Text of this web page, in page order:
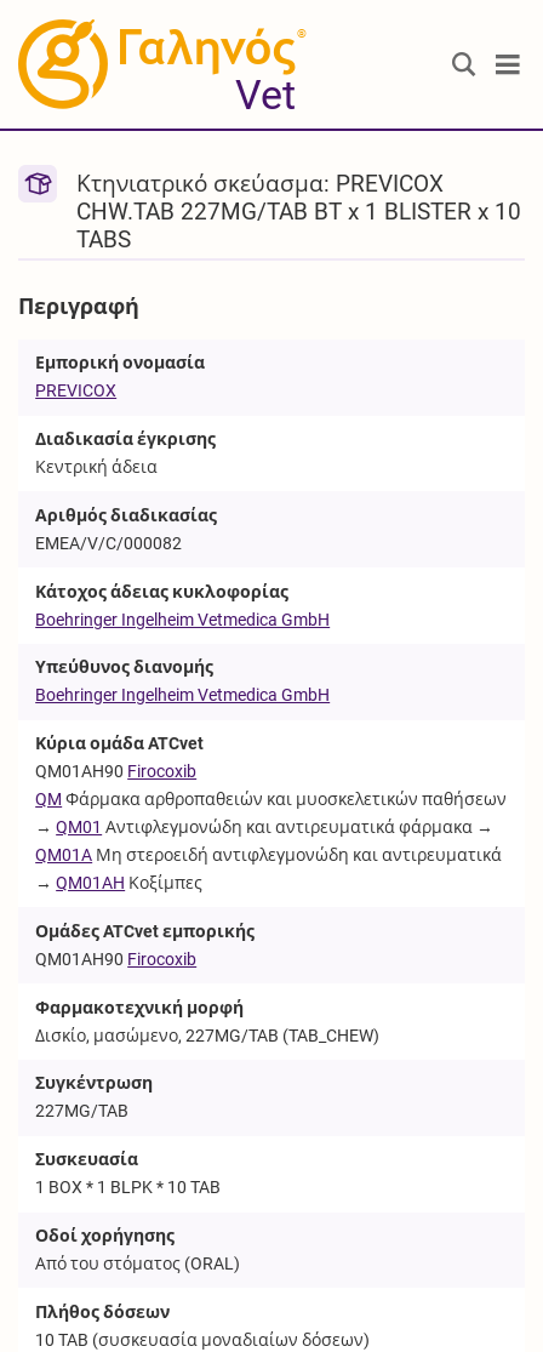
®
Vet
Κτηνιατρικό σκεύασμα: PREVICOX
CHW.TAB 227MG/TAB BT x 1 BLISTER x 10
TABS
Περιγραφή
Εμπορική ονομασία
PREVICOX
Διαδικασία έγκρισης
Κεντρική άδεια
Αριθμός διαδικασίας
EMEA/V/C/000082
Κάτοχος άδειας κυκλοφορίας
Boehringer Ingelheim Vetmedica GmbH
Υπεύθυνος διανομής
Boehringer Ingelheim Vetmedica GmbH
Κύρια ομάδα ATCvet
QM01AH90 Firocoxib
QM Φάρμακα αρθροπαθειών και μυοσκελετικών παθήσεων
→QM01 Αντιφλεγμονώδη και αντιρευματικά φάρμακα →
QM01A Μη στεροειδή αντιφλεγμονώδη και αντιρευματικά
→QM01AH Κοξίμπες
Ομάδες ATCvet εμπορικής
QM01AH90 Firocoxib
Φαρμακοτεχνική μορφή
Δισκίο, μασώμενο, 227MG/TAB (TAB_CHEW)
Συγκέντρωση
227MG/TAB
Συσκευασία
1 BOX * 1 BLPK * 10 TAB
Οδοί χορήγησης
Από του στόματος (ORAL)
Πλήθος δόσεων
10TAB (συσκευασία μοναδιαίων δόσεων)